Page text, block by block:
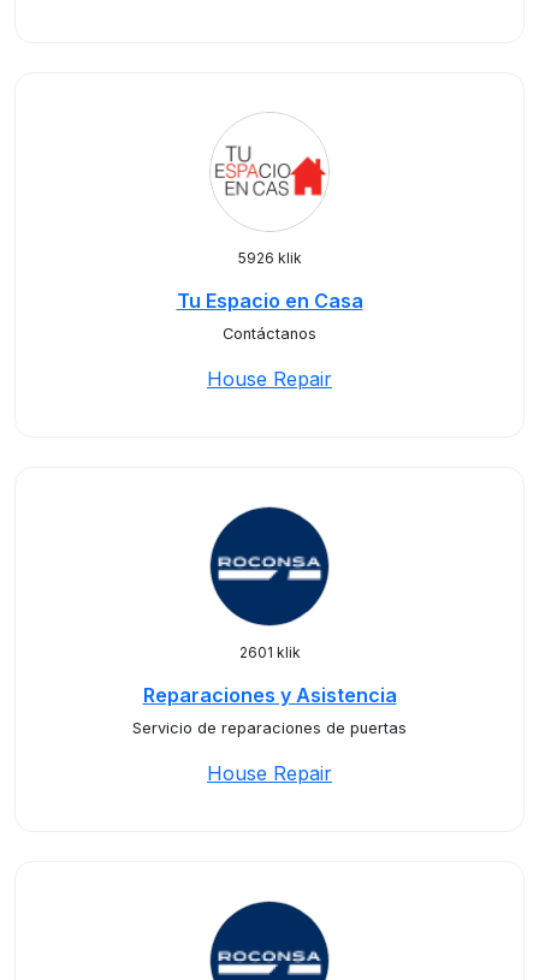
5926 klik
Tu Espacio en Casa
Contáctanos
House Repair
2601 klik
Reparaciones y Asistencia
Servicio de reparaciones de puertas
House Repair